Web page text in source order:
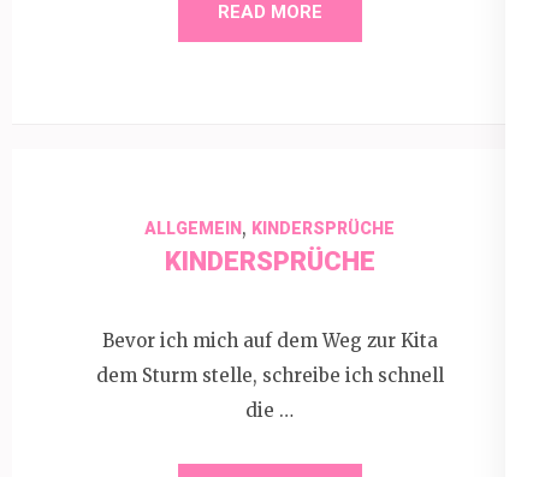
READ MORE
ALLGEMEIN , KINDERSPRÜCHE
KINDERSPRÜCHE
Bevor ich mich auf dem Weg zur Kita
dem Sturm stelle, schreibe ich schnell
die …